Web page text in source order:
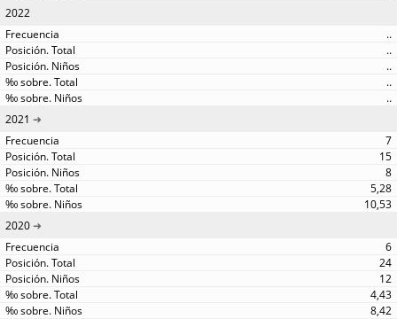
2022
..
..
..
..
..
2021
7
15
8
5,28
10,53
2020
6
24
12
4,43
8,42